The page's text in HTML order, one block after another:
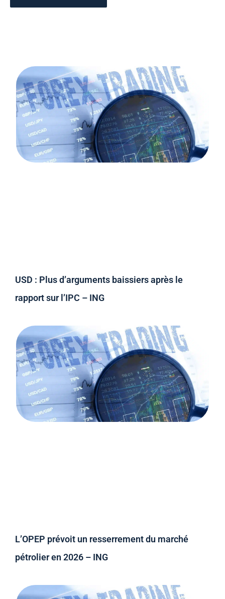
USD : Plus d’arguments baissiers après le
rapport sur l’IPC – ING
L’OPEP prévoit un resserrement du marché
pétrolier en 2026 – ING